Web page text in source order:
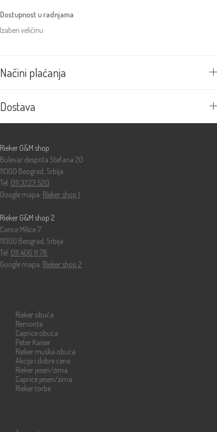
Dostupnost u radnjama
Izaberi veličinu.
Načini plaćanja
Dostava
Rieker G&M shop
Bulevar despota Stefana 20
11000 Beograd, Srbija
Tel: 011 3223 520
Google mapa: Rieker shop 1
Rieker G&M shop 2
Carice Milice 7
11000 Beograd, Srbija
Tel: 011 406 11 78
Google mapa: Rieker shop 2
Rieker obuća
Remonte
Caprice obuća
Peter Kaiser
Rieker muška obuća
Akcije i dobre cene
Rieker jesen/zima
Caprice jesen/zima
Rieker torbe